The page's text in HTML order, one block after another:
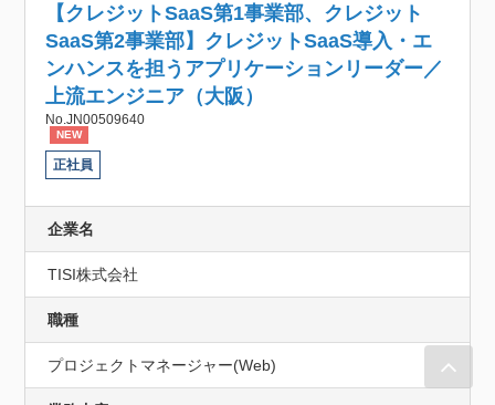
【クレジットSaaS第1事業部、クレジット
SaaS第2事業部】クレジットSaaS導入・エ
ンハンスを担うアプリケーションリーダー／
上流エンジニア（大阪）
No.JN00509640
NEW
正社員
企業名
TISI株式会社
職種
プロジェクトマネージャー(Web)